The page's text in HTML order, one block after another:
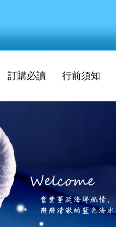
訂購必讀 行前須知